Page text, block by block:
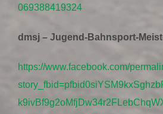
069388419324
dmsj – Jugend-Bahnsport-
https://www.facebook.com/